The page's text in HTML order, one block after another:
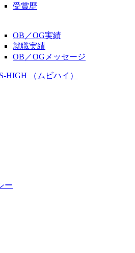
受賞歴
OB／OG実績
就職実績
OB／OGメッセージ
HIGH （ムビハイ）
ー